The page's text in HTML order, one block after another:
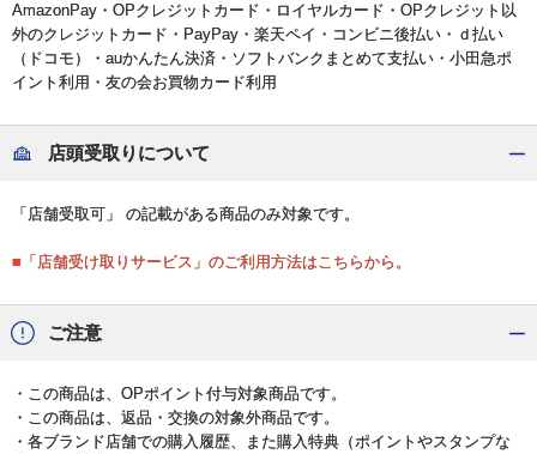
AmazonPay・OPクレジットカード・ロイヤルカード・OPクレジット以
外のクレジットカード・PayPay・楽天ペイ・コンビニ後払い・ｄ払い
（ドコモ）・auかんたん決済・ソフトバンクまとめて支払い・小田急ポ
イント利用・友の会お買物カード利用
店頭受取りについて
「店舗受取可」 の記載がある商品のみ対象です。
■「店舗受け取りサービス」のご利用方法はこちらから。
ご注意
・この商品は、OPポイント付与対象商品です。
・この商品は、返品・交換の対象外商品です。
・各ブランド店舗での購入履歴、また購入特典（ポイントやスタンプな